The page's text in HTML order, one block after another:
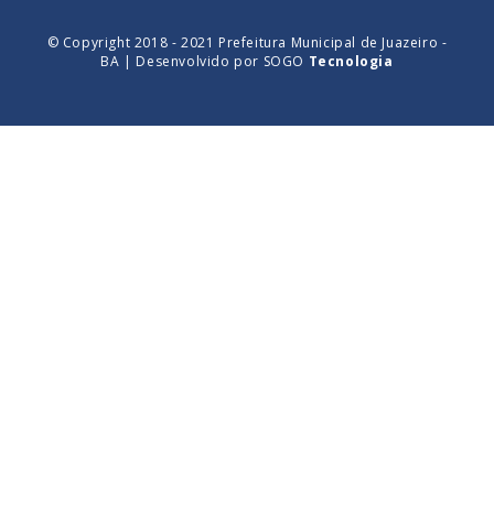
© Copyright 2018 - 2021 Prefeitura Municipal de Juazeiro -
BA | Desenvolvido por SOGO Tecnologia